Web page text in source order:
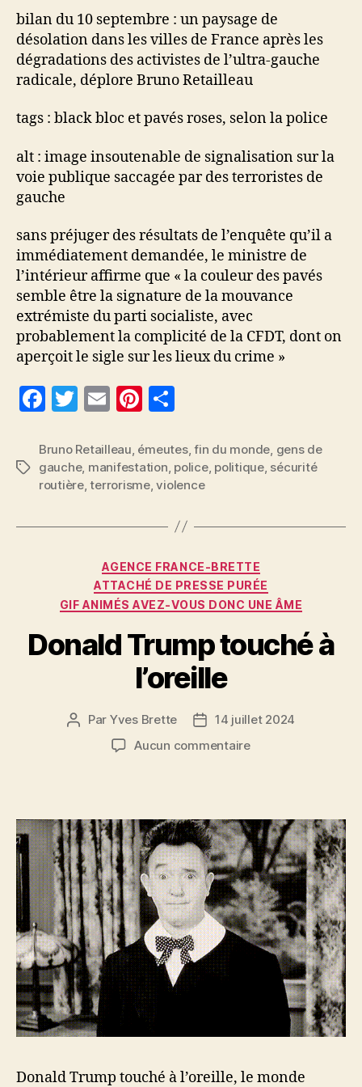
bilan du 10 septembre : un paysage de
désolation dans les villes de France après les
dégradations des activistes de l’ultra-gauche
radicale, déplore Bruno Retailleau
tags : black bloc et pavés roses, selon la police
alt : image insoutenable de signalisation sur la
voie publique saccagée par des terroristes de
gauche
sans préjuger des résultats de l’enquête qu’il a
immédiatement demandée, le ministre de
l’intérieur affirme que « la couleur des pavés
semble être la signature de la mouvance
extrémiste du parti socialiste, avec
probablement la complicité de la CFDT, dont on
aperçoit le sigle sur les lieux du crime »
F
c
e
o
T
itt
er
E
ai
l
Pi
er
es
rt
a
er
Étiquettes
Bruno Retailleau émeutes,fin du monde gens de
gauche, manifestation police, politique, sécurité
routière,terrorisme,violence
Catégories
AGENCE FRANCE-BRETTE
ATTACHÉ DE PRESSE PURÉE
GIF ANIMÉS AVEZ-VOUS DONC UNE ÂME
Donald Trump touché à
l’oreille
Auteur
Par Yves Brette
Date14 juillet 2024
Aucun commentairesur
à
l’oreille
Donald Trump touché à l’oreille, le monde